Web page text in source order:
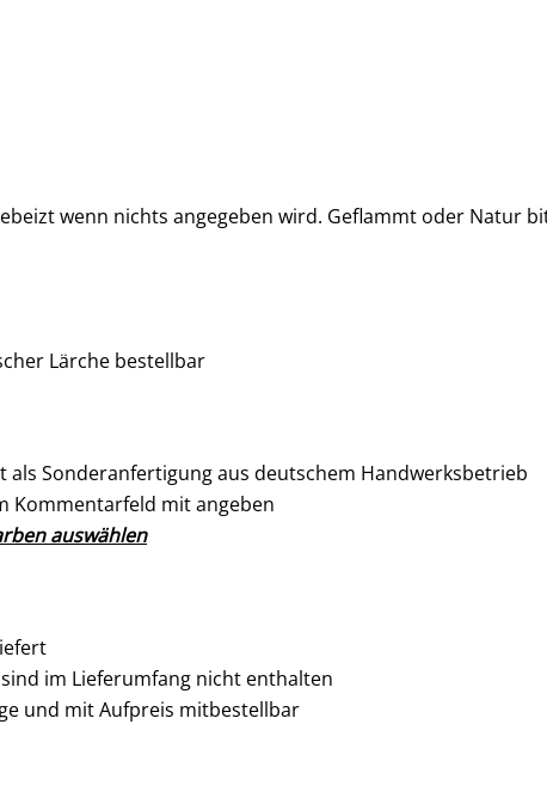
wenn nichts angegeben wird. Geflammt oder Natur
Lärche bestellbar
als Sonderanfertigung aus deutschem Handwerksbetrieb
Kommentarfeld mit angeben
auswählen
im Lieferumfang nicht enthalten
und mit Aufpreis mitbestellbar